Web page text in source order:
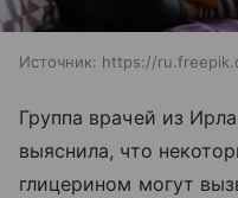
Источник: https://
Группа врачей из
выяснила, что
глицерином могут